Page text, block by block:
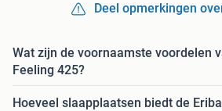
Deel opmerkingen
Wat zijn de voornaamste voordelen
Feeling 425?
Hoeveel slaapplaatsen biedt de